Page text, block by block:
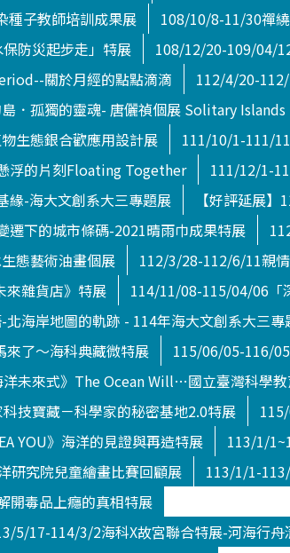
種子教師培訓成果展
108/10/8-11/30禪
防災起步走」特展
108/12/20-109/04/
關於月經的點點滴滴
112/4/20-
．孤獨的靈魂- 唐儷禎個展 Solitary
生態銀合歡應用設計展
111/10/1-111/
浮的片刻Floating Together
111/12/1-
-海大文創系大三專題展
【好評延展
下的城市條碼-2021晴雨巾成果特展
態藝術油畫個展
112/3/28-112/6/11親
雜貨店》特展
114/11/08-115/04/06「
海岸地圖的軌跡 - 114年海大文創系大三專
了～海科典藏微特展
115/06/05-116/
未來式》The Ocean Will…國立臺灣科學
技寶藏－科學家的秘密基地2.0特展
YOU》海洋的見證與再造特展
113/1/
研究院兒童繪畫比賽回顧展
113/1/1-
開毒品上癮的真相特展
5/17-114/3/2海科X故宮聯合特展-河海行